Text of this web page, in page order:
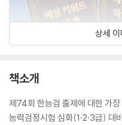
상세
책소개
제74회 한능검 출제에 대한 가
능력검정시험 심화(1·2·3급) 대